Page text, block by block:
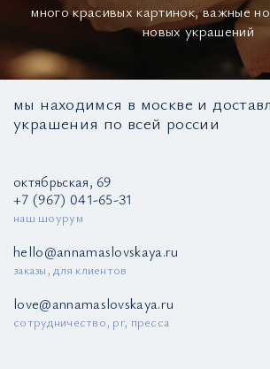
много красивых картинок, важные
новых украшений
мы находимся в москве и
украшения по всей россии
октябрьская, 69
+7 (967) 041-65-31
наш шоурум
hello@annamaslovskaya.ru
заказы, для клиентов
love@annamaslovskaya.ru
сотрудничество, pr, пресса